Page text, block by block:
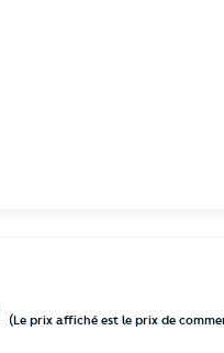
(Le prix affiché est le prix de